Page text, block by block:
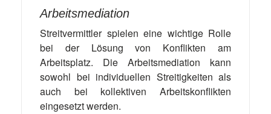
Arbeitsmediation
Streitvermittler spielen eine wichtige Rolle
bei der Lösung von Konflikten am
Arbeitsplatz. Die Arbeitsmediation kann
sowohl bei individuellen Streitigkeiten als
auch bei kollektiven Arbeitskonflikten
eingesetzt werden.